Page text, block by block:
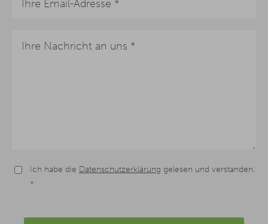
Ich habe die Datenschutzerklärung gelesen und verstanden.
*